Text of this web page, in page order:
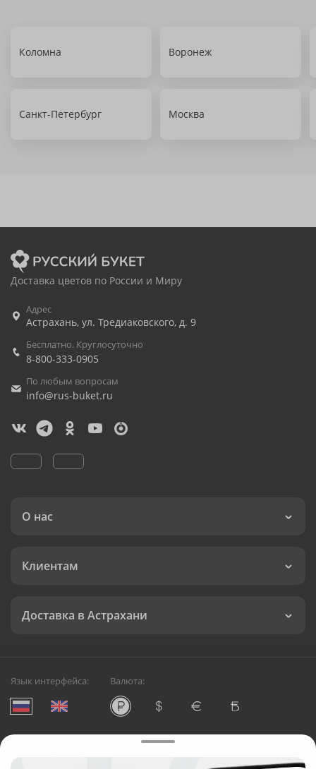
Коломна Воронеж
Санкт-Петербург Москва
Доставка цветов по России и Миру
Адрес
Астрахань, ул. Тредиаковского, д. 9
Бесплатно. Круглосуточно
8-800-333-0905
По любым вопросам
info@rus-buket.ru
О нас
Клиентам
Доставка в Астрахани
Язык интерфейса: Валюта:
Служба круглосуточной доставки цветов в Астрахани
Русский Букет, 2026